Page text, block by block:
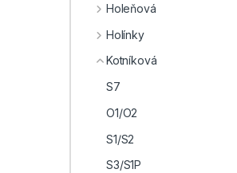
Holeňová
Holínky
Kotníková
S7
O1/O2
S1/S2
S3/S1P